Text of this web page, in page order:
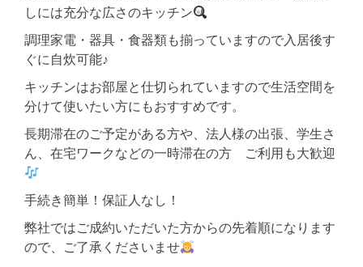
しには充分な広さのキッチン
調理家電・器具・食器類も揃っていますので入居後す
ぐに自炊可能♪
キッチンはお部屋と仕切られていますので生活空間を
分けて使いたい方にもおすすめです。
長期滞在のご予定がある方や、法人様の出張、学生さ
ん、在宅ワークなどの一時滞在の方 ご利用も大歓迎
手続き簡単！保証人なし！
弊社ではご成約いただいた方からの先着順になります
ので、ご了承くださいませ